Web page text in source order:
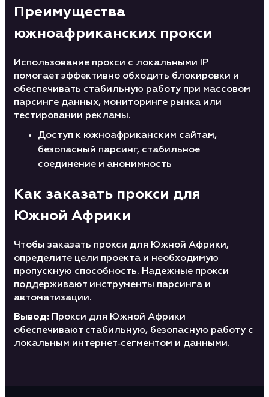
Преимущества
южноафриканских прокси
Использование прокси с локальными IP
помогает эффективно обходить блокировки и
обеспечивать стабильную работу при массовом
парсинге данных, мониторинге рынка или
тестировании рекламы.
Доступ к южноафриканским сайтам,
безопасный парсинг, стабильное
соединение и анонимность
Как заказать прокси для
Южной Африки
Чтобы заказать прокси для Южной Африки,
определите цели проекта и необходимую
пропускную способность. Надежные прокси
поддерживают инструменты парсинга и
автоматизации.
Вывод: Прокси для Южной Африки
обеспечивают стабильную, безопасную работу с
локальным интернет‑сегментом и данными.